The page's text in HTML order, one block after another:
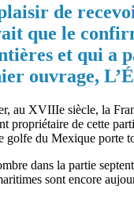
de
que le
et qui a
ouvrage,
au XVIIIe siècle, la
propriétaire de cette
golfe du Mexique porte
dans la partie
sont encore